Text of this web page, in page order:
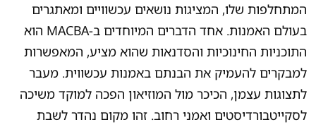
המתחלפות שלו, המציגות נושאים עכשוויים ומאתגרים
בעולם האמנות. אחד הדברים המיוחדים ב-MACBA הוא
התוכניות החינוכיות והסדנאות שהוא מציע, המאפשרות
למבקרים להעמיק את הבנתם באמנות עכשווית. מעבר
לתצוגות עצמן, הכיכר מול המוזיאון הפכה למוקד משיכה
לסקייטבורדיסטים ואמני רחוב. זהו מקום נהדר לשבת